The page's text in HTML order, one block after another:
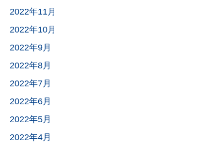
2022年11月
2022年10月
2022年9月
2022年8月
2022年7月
2022年6月
2022年5月
2022年4月